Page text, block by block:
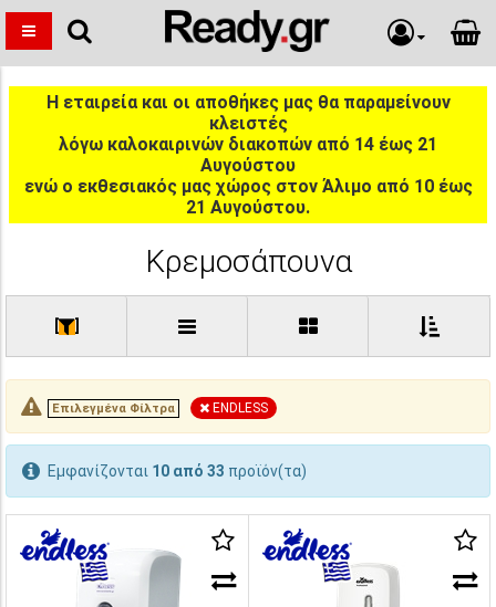
Η εταιρεία και οι αποθήκες μας θα παραμείνουν
κλειστές
λόγω καλοκαιρινών διακοπών από 14 έως 21
Αυγούστου
ενώ ο εκθεσιακός μας χώρος στον Άλιμο από 10 έως
21 Αυγούστου.
Κρεμοσάπουνα
[ ]
Επιλεγμένα Φίλτρα ENDLESS
Εμφανίζονται 10 από 33 προϊόν(τα)